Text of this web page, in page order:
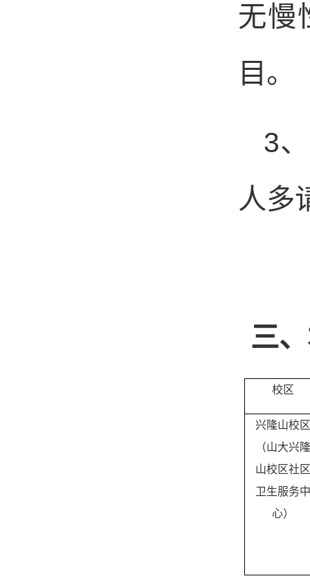
无慢
目。
3
人多
三
校区
兴隆山校区
（山大兴隆
山校区社区
卫生服务中
心）